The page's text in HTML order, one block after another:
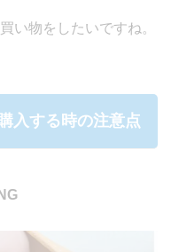
い物をしたいですね。
入する時の注意点